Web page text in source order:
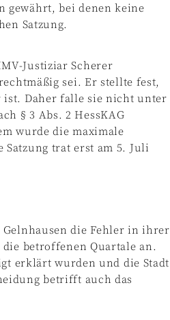
gewährt, bei denen keine
Satzung.
Justiziar Scherer
sei. Er stellte fest,
ist. Daher falle sie nicht unter
§ 3 Abs. 2 HessKAG
wurde die maximale
trat erst am 5. Juli
die Fehler in ihrer
betroffenen Quartale an.
erklärt wurden und die Stadt
betrifft auch das